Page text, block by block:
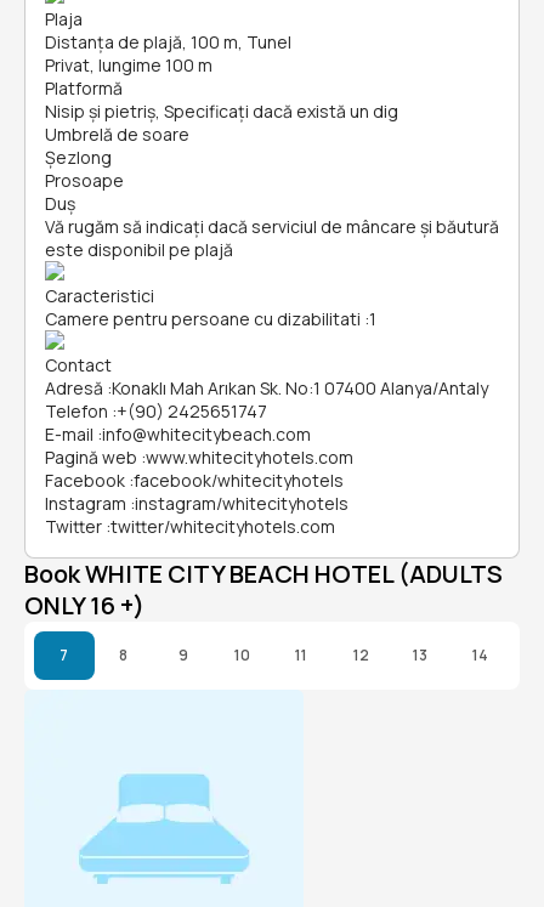
Plaja
Distanța de plajă, 100 m, Tunel
Privat, lungime 100 m
Platformă
Nisip și pietriş, Specificați dacă există un dig
Umbrelă de soare
Șezlong
Prosoape
Duș
Vă rugăm să indicați dacă serviciul de mâncare și băutură
este disponibil pe plajă
Caracteristici
Camere pentru persoane cu dizabilitati :1
Contact
Adresă :Konaklı Mah Arıkan Sk. No:1 07400 Alanya/Antaly
Telefon :+(90) 2425651747
E-mail :info@whitecitybeach.com
Pagină web :www.whitecityhotels.com
Facebook :facebook/whitecityhotels
Instagram :instagram/whitecityhotels
Twitter :twitter/whitecityhotels.com
Book WHITE CITY BEACH HOTEL (ADULTS
ONLY 16 +)
7 8 9 10 11 12 13 14